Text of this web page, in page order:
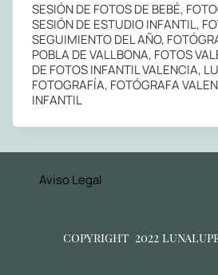
SESIÓN DE FOTOS DE BEBÉ,
SESIÓN DE ESTUDIO INFANTIL,
SEGUIMIENTO DEL AÑO,
POBLA DE VALLBONA, FOTOS
DE FOTOS INFANTIL VALENCIA,
FOTOGRAFÍA, FOTÓGRAFA
INFANTIL
Aviso Legal
copyright 2022